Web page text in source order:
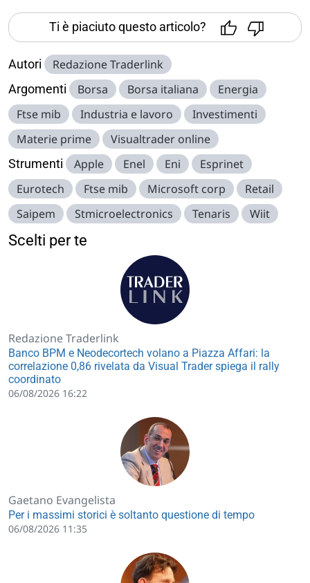
Ti è piaciuto questo articolo?
Autori Redazione Traderlink
Argomenti Borsa Borsa italiana
Energia
Ftse mib
Industria e lavoro
Investimenti
Materie prime
Visualtrader online
Strumenti Apple Enel Eni
Esprinet
Eurotech
Ftse mib Microsoft corp
Retail
Saipem
Stmicroelectronics Tenaris Wiit
Scelti per te
Redazione Traderlink
Banco BPM e Neodecortech volano a Piazza Affari: la
correlazione 0,86 rivelata da Visual Trader spiega il rally
coordinato
06/08/2026 16:22
Gaetano Evangelista
Per i massimi storici è soltanto questione di tempo
06/08/2026 11:35